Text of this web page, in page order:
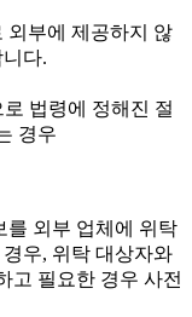
외부에 제공하지 않
다.
법령에 정해진 절
경우
를 외부 업체에 위탁
우, 위탁 대상자와
고 필요한 경우 사전